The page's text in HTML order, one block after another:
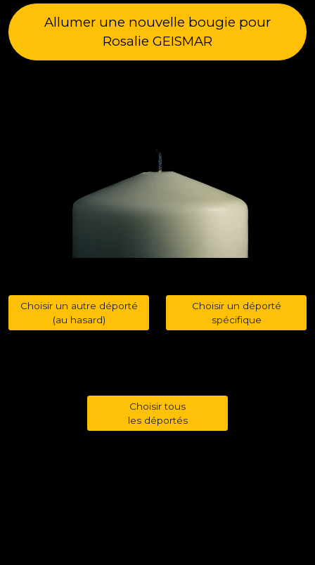
Allumer une nouvelle bougie pour
Rosalie GEISMAR
Choisir un autre déporté
(au hasard)
Choisir un déporté
spécifique
Choisir tous
les déportés